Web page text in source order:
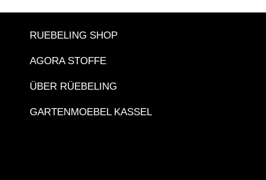
RUEBELING SHOP
AGORA STOFFE
ÜBER RÜEBELING
GARTENMOEBEL KASSEL